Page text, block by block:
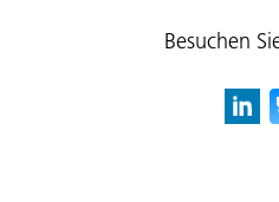
Besuchen